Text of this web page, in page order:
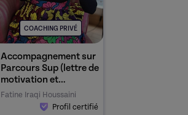
COACHING PRIVÉ
Accompagnement sur
Parcours Sup (lettre de
motivation et
entretien)
Fatine Iraqi Houssaini
Profil certifié